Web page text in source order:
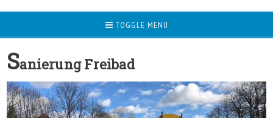
TOGGLE MENU
Sanierung Freibad